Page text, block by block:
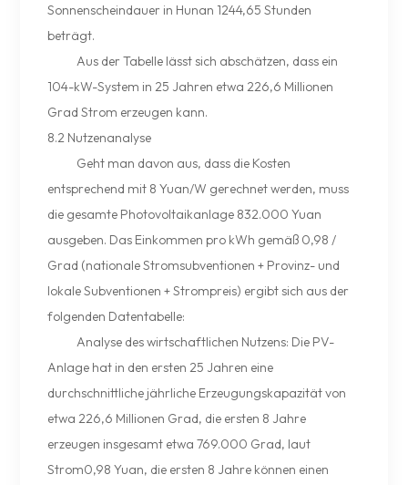
Sonnenscheindauer in Hunan 1244,65 Stunden
beträgt.
Aus der Tabelle lässt sich abschätzen, dass ein
104-kW-System in 25 Jahren etwa 226,6 Millionen
Grad Strom erzeugen kann.
8.2 Nutzenanalyse
Geht man davon aus, dass die Kosten
entsprechend mit 8 Yuan/W gerechnet werden, muss
die gesamte Photovoltaikanlage 832.000 Yuan
ausgeben. Das Einkommen pro kWh gemäß 0,98 /
Grad (nationale Stromsubventionen + Provinz- und
lokale Subventionen + Strompreis) ergibt sich aus der
folgenden Datentabelle:
Analyse des wirtschaftlichen Nutzens: Die PV-
Anlage hat in den ersten 25 Jahren eine
durchschnittliche jährliche Erzeugungskapazität von
etwa 226,6 Millionen Grad, die ersten 8 Jahre
erzeugen insgesamt etwa 769.000 Grad, laut
Strom0,98 Yuan, die ersten 8 Jahre können einen